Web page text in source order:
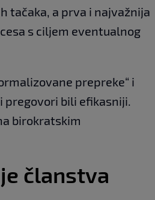
tačaka, a prva i najvažnija
s ciljem eventualnog
prepreke“ i
pregovori bili efikasniji.
birokratskim
članstva